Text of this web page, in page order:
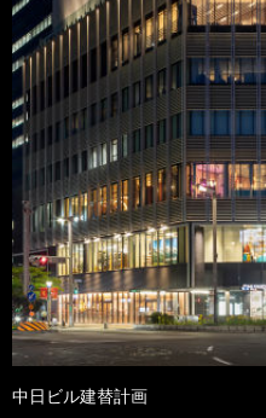
中日ビル建替計画